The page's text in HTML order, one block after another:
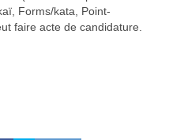
Forms/kata, Point-
faire acte de candidature.